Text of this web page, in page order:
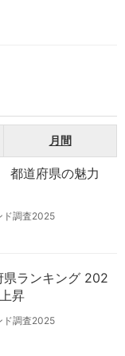
月間
道府県の魅力
ド調査2025
県ランキング 202
昇
ド調査2025